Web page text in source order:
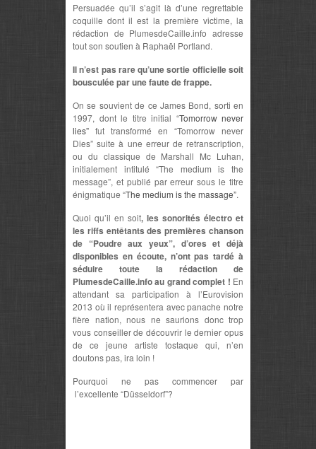
Persuadée qu’il s’agit là d’une regrettable
coquille dont il est la première victime, la
rédaction de PlumesdeCaille.info adresse
tout son soutien à Raphaël Portland.
Il n’est pas rare qu’une sortie officielle soit
bousculée par une faute de frappe.
On se souvient de ce James Bond, sorti en
1997, dont le titre initial “Tomorrow never
lies” fut transformé en “Tomorrow never
Dies” suite à une erreur de retranscription,
ou du classique de Marshall Mc Luhan,
initialement intitulé “The medium is the
message”, et publié par erreur sous le titre
énigmatique “The medium is the massage”.
Quoi qu’il en soit, les sonorités électro et
les riffs entêtants des premières chanson
de “Poudre aux yeux”, d’ores et déjà
disponibles en écoute, n’ont pas tardé à
séduire toute la rédaction de
PlumesdeCaille.info au grand complet ! En
attendant sa participation à l’Eurovision
2013 où il représentera avec panache notre
fière nation, nous ne saurions donc trop
vous conseiller de découvrir le dernier opus
de ce jeune artiste tostaque qui, n’en
doutons pas, ira loin !
Pourquoi ne pas commencer par
l’excellente “Düsseldorf”?